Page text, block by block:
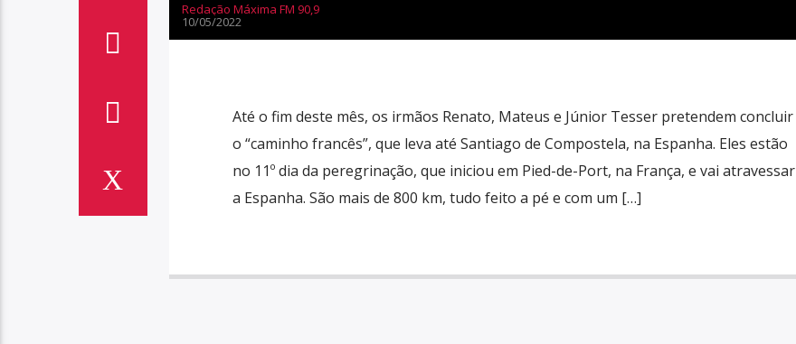
Redação Máxima FM 90,9
10/05/2022
Até o fim deste mês, os irmãos Renato, Mateus e Júnior Tesser pretendem concluir
o “caminho francês”, que leva até Santiago de Compostela, na Espanha. Eles estão
no 11º dia da peregrinação, que iniciou em Pied-de-Port, na França, e vai atravessar
a Espanha. São mais de 800 km, tudo feito a pé e com um […]